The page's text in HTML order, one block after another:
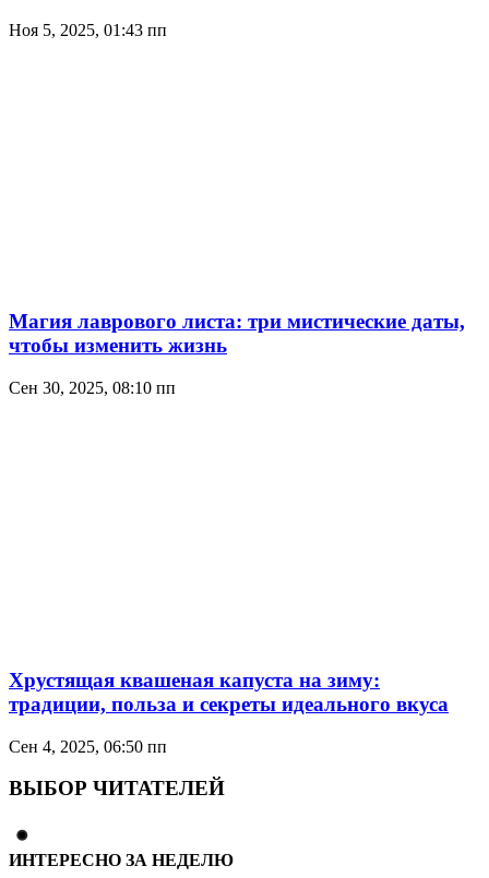
Ноя 5, 2025, 01:43 пп
Магия лаврового листа: три мистические даты,
чтобы изменить жизнь
Сен 30, 2025, 08:10 пп
Хрустящая квашеная капуста на зиму:
традиции, польза и секреты идеального вкуса
Сен 4, 2025, 06:50 пп
ВЫБОР ЧИТАТЕЛЕЙ
ИНТЕРЕСНО ЗА НЕДЕЛЮ